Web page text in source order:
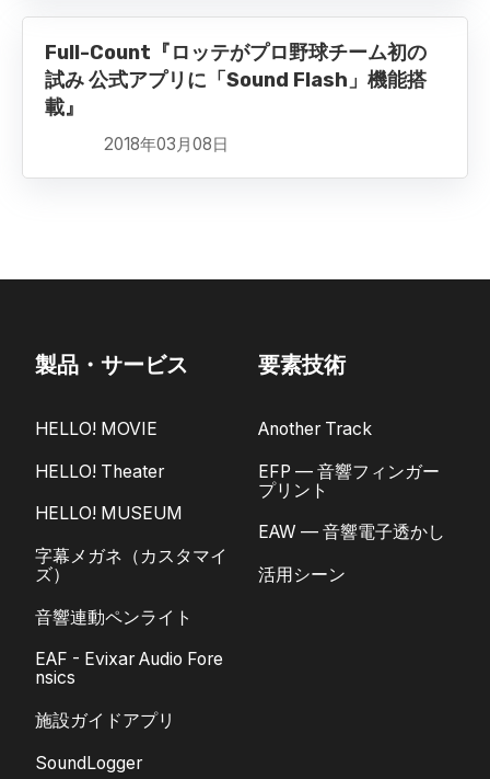
Full-Count『ロッテがプロ野球チーム初の
試み 公式アプリに「Sound Flash」機能搭
載』
2018年03月08日
製品・サービス
HELLO! MOVIE
HELLO! Theater
HELLO! MUSEUM
字幕メガネ（カスタマイ
ズ）
音響連動ペンライト
EAF - Evixar Audio Fore
nsics
施設ガイドアプリ
SoundLogger
要素技術
Another Track
EFP — 音響フィンガー
プリント
EAW — 音響電子透かし
活用シーン